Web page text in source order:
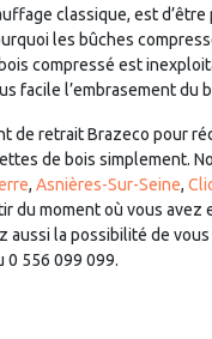
classique, est
les bûches
compressé est
facile l’embrasement
de retrait Brazeco pour
de bois simplement.
, Asnières-Sur-Seine,
du moment où vous
aussi la possibilité de
0 556 099 099.